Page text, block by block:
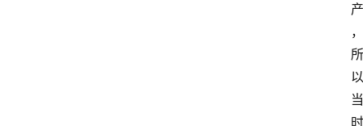
产
，
所
以
当
时